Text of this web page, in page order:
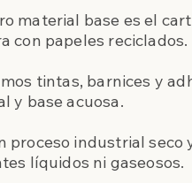
material base es el
con papeles reciclados.
tintas, barnices y
y base acuosa.
proceso industrial seco
líquidos ni gaseosos.